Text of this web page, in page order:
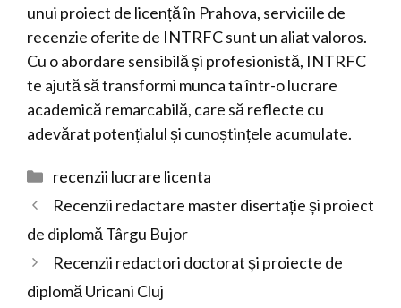
unui proiect de licență în Prahova, serviciile de
recenzie oferite de INTRFC sunt un aliat valoros.
Cu o abordare sensibilă și profesionistă, INTRFC
te ajută să transformi munca ta într-o lucrare
academică remarcabilă, care să reflecte cu
adevărat potențialul și cunoștințele acumulate.
Categorii
recenzii lucrare licenta
Recenzii redactare master disertație și proiect
de diplomă Târgu Bujor
Recenzii redactori doctorat și proiecte de
diplomă Uricani Cluj